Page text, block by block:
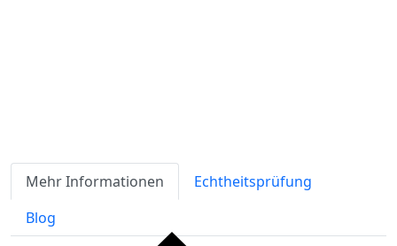
Mehr Informationen
Echtheitsprüfung
Blog